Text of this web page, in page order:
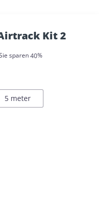
Kit 2
Preis:sparen40%
5 meter